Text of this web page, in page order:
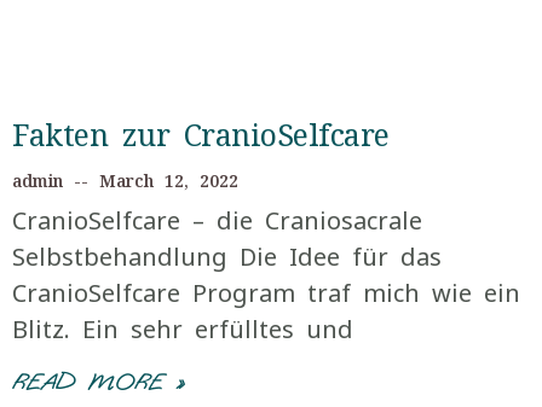
Fakten zur CranioSelfcare
admin March 12, 2022
CranioSelfcare – die Craniosacrale
Selbstbehandlung Die Idee für das
CranioSelfcare Program traf mich wie ein
Blitz. Ein sehr erfülltes und
READ MORE »